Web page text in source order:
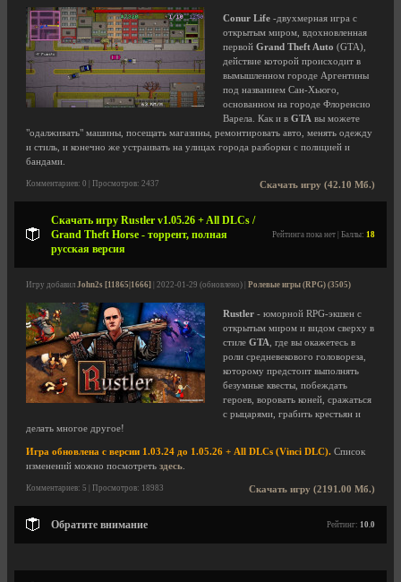
Conur Life -двухмерная игра с
открытым миром, вдохновленная
первой Grand Theft Auto (GTA),
действие которой происходит в
вымышленном городе Аргентины
под названием Сан-Хьюго,
основанном на городе Флоренсио
Варела. Как и в GTA вы можете
"одалживать" машины, посещать магазины, ремонтировать авто, менять одежду
и стиль, и конечно же устраивать на улицах города разборки с полицией и
бандами.
Скачать игру (42.10 Мб.)
Комментариев: 0 | Просмотров: 2437
Скачать игру Rustler v1.05.26 + All DLCs /
Grand Theft Horse - торрент, полная
русская версия
Рейтинга пока нет | Баллы: 18
Игру добавил John2s [11865|1666] | 2022-01-29 (обновлено) | Ролевые игры (RPG) (3505)
Rustler - юморной RPG-экшен с
открытым миром и видом сверху в
стиле GTA , где вы окажетесь в
роли средневекового головореза,
которому предстоит выполнять
безумные квесты, побеждать
героев, воровать коней, сражаться
с рыцарями, грабить крестьян и
делать многое другое!
Игра обновлена с версии 1.03.24 до 1.05.26 + All DLCs (Vinci DLC). Список
изменений можно посмотреть здесь
Скачать игру (2191.00 Мб.)
Комментариев: 5 | Просмотров: 18983
Обратите внимание Рейтинг: 10.0